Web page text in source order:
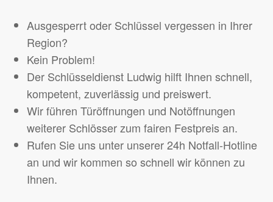
Ausgesperrt oder Schlüssel vergessen in Ihrer
Region?
Kein Problem!
Der Schlüsseldienst Ludwig hilft Ihnen schnell,
kompetent, zuverlässig und preiswert.
Wir führen Türöffnungen und Notöffnungen
weiterer Schlösser zum fairen Festpreis an.
Rufen Sie uns unter unserer 24h Notfall-Hotline
an und wir kommen so schnell wir können zu
Ihnen.